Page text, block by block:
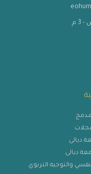
ديالى
ديالى
والتوجيه التربوي